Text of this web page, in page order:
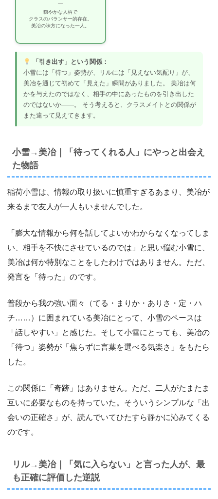
—
穏やかな人柄で
クラスのバランサー的存在。
美冶の味方になった一人。
「引き出す」という関係：
小雪には「待つ」姿勢が、リルには「見えない気配り」が、
美冶を通じて初めて「見えた」瞬間がありました。 美冶は何
かを与えたのではなく、相手の中にあったものを引き出した
のではないか――。 そう考えると、クラスメイトとの関係が
また違って見えてきます。
小雪→美冶｜「待ってくれる人」にやっと出会え
た物語
稲荷小雪は、情報の取り扱いに慎重すぎるあまり、美冶が
来るまで友人が一人もいませんでした。
「膨大な情報から何を話してよいかわからなくなってしま
い、相手を不快にさせているのでは」と思い悩む小雪に、
美冶は何か特別なことをしたわけではありません。ただ、
発言を「待った」のです。
普段から我の強い面々（てる・まりか・ありさ・定・ハ
チ……）に囲まれている美冶にとって、小雪のペースは
「話しやすい」と感じた。そして小雪にとっても、美冶の
「待つ」姿勢が「焦らずに言葉を選べる気楽さ」をもたら
した。
この関係に「奇跡」はありません。ただ、二人がたまたま
互いに必要なものを持っていた。そういうシンプルな「出
会いの正確さ」が、読んでいてひたすら静かに沁みてくる
のです。
リル→美冶｜「気に入らない」と言った人が、最
も正確に評価した逆説